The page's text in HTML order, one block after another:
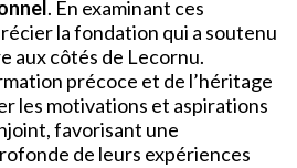
. En examinant ces
la fondation qui a soutenu
aux côtés de Lecornu.
précoce et de l’héritage
les motivations et aspirations
favorisant une
de leurs expériences